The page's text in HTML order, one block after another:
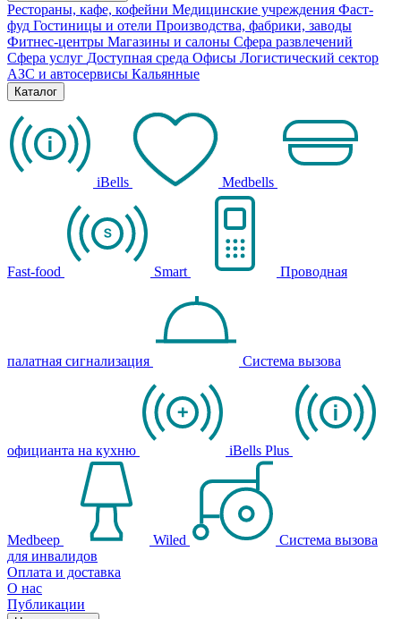
Рестораны, кафе, кофейни Медицинские учреждения Фаст-
фуд Гостиницы и отели Производства, фабрики, заводы
Фитнес-центры Магазины и салоны Сфера развлечений
Сфера услуг Доступная среда Офисы Логистический сектор
АЗС и автосервисы Кальянные
Каталог
iBells Medbells
Fast-food Smart Проводная
палатная сигнализация Система вызова
официанта на кухню iBells Plus
Medbeep Wiled
Система вызова
для инвалидов
Оплата и доставка
О нас
Публикации